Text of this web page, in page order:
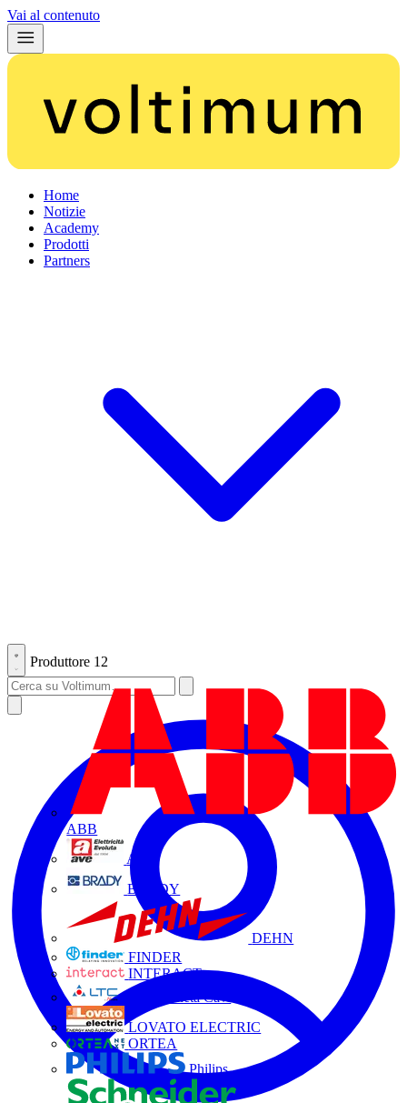
Vai al contenuto
Home
Notizie
Academy
Prodotti
Partners
Produttore 12
ABB
AVE
BRADY
DEHN
FINDER
INTERACT
La Triveneta Cavi
LOVATO ELECTRIC
ORTEA
Philips